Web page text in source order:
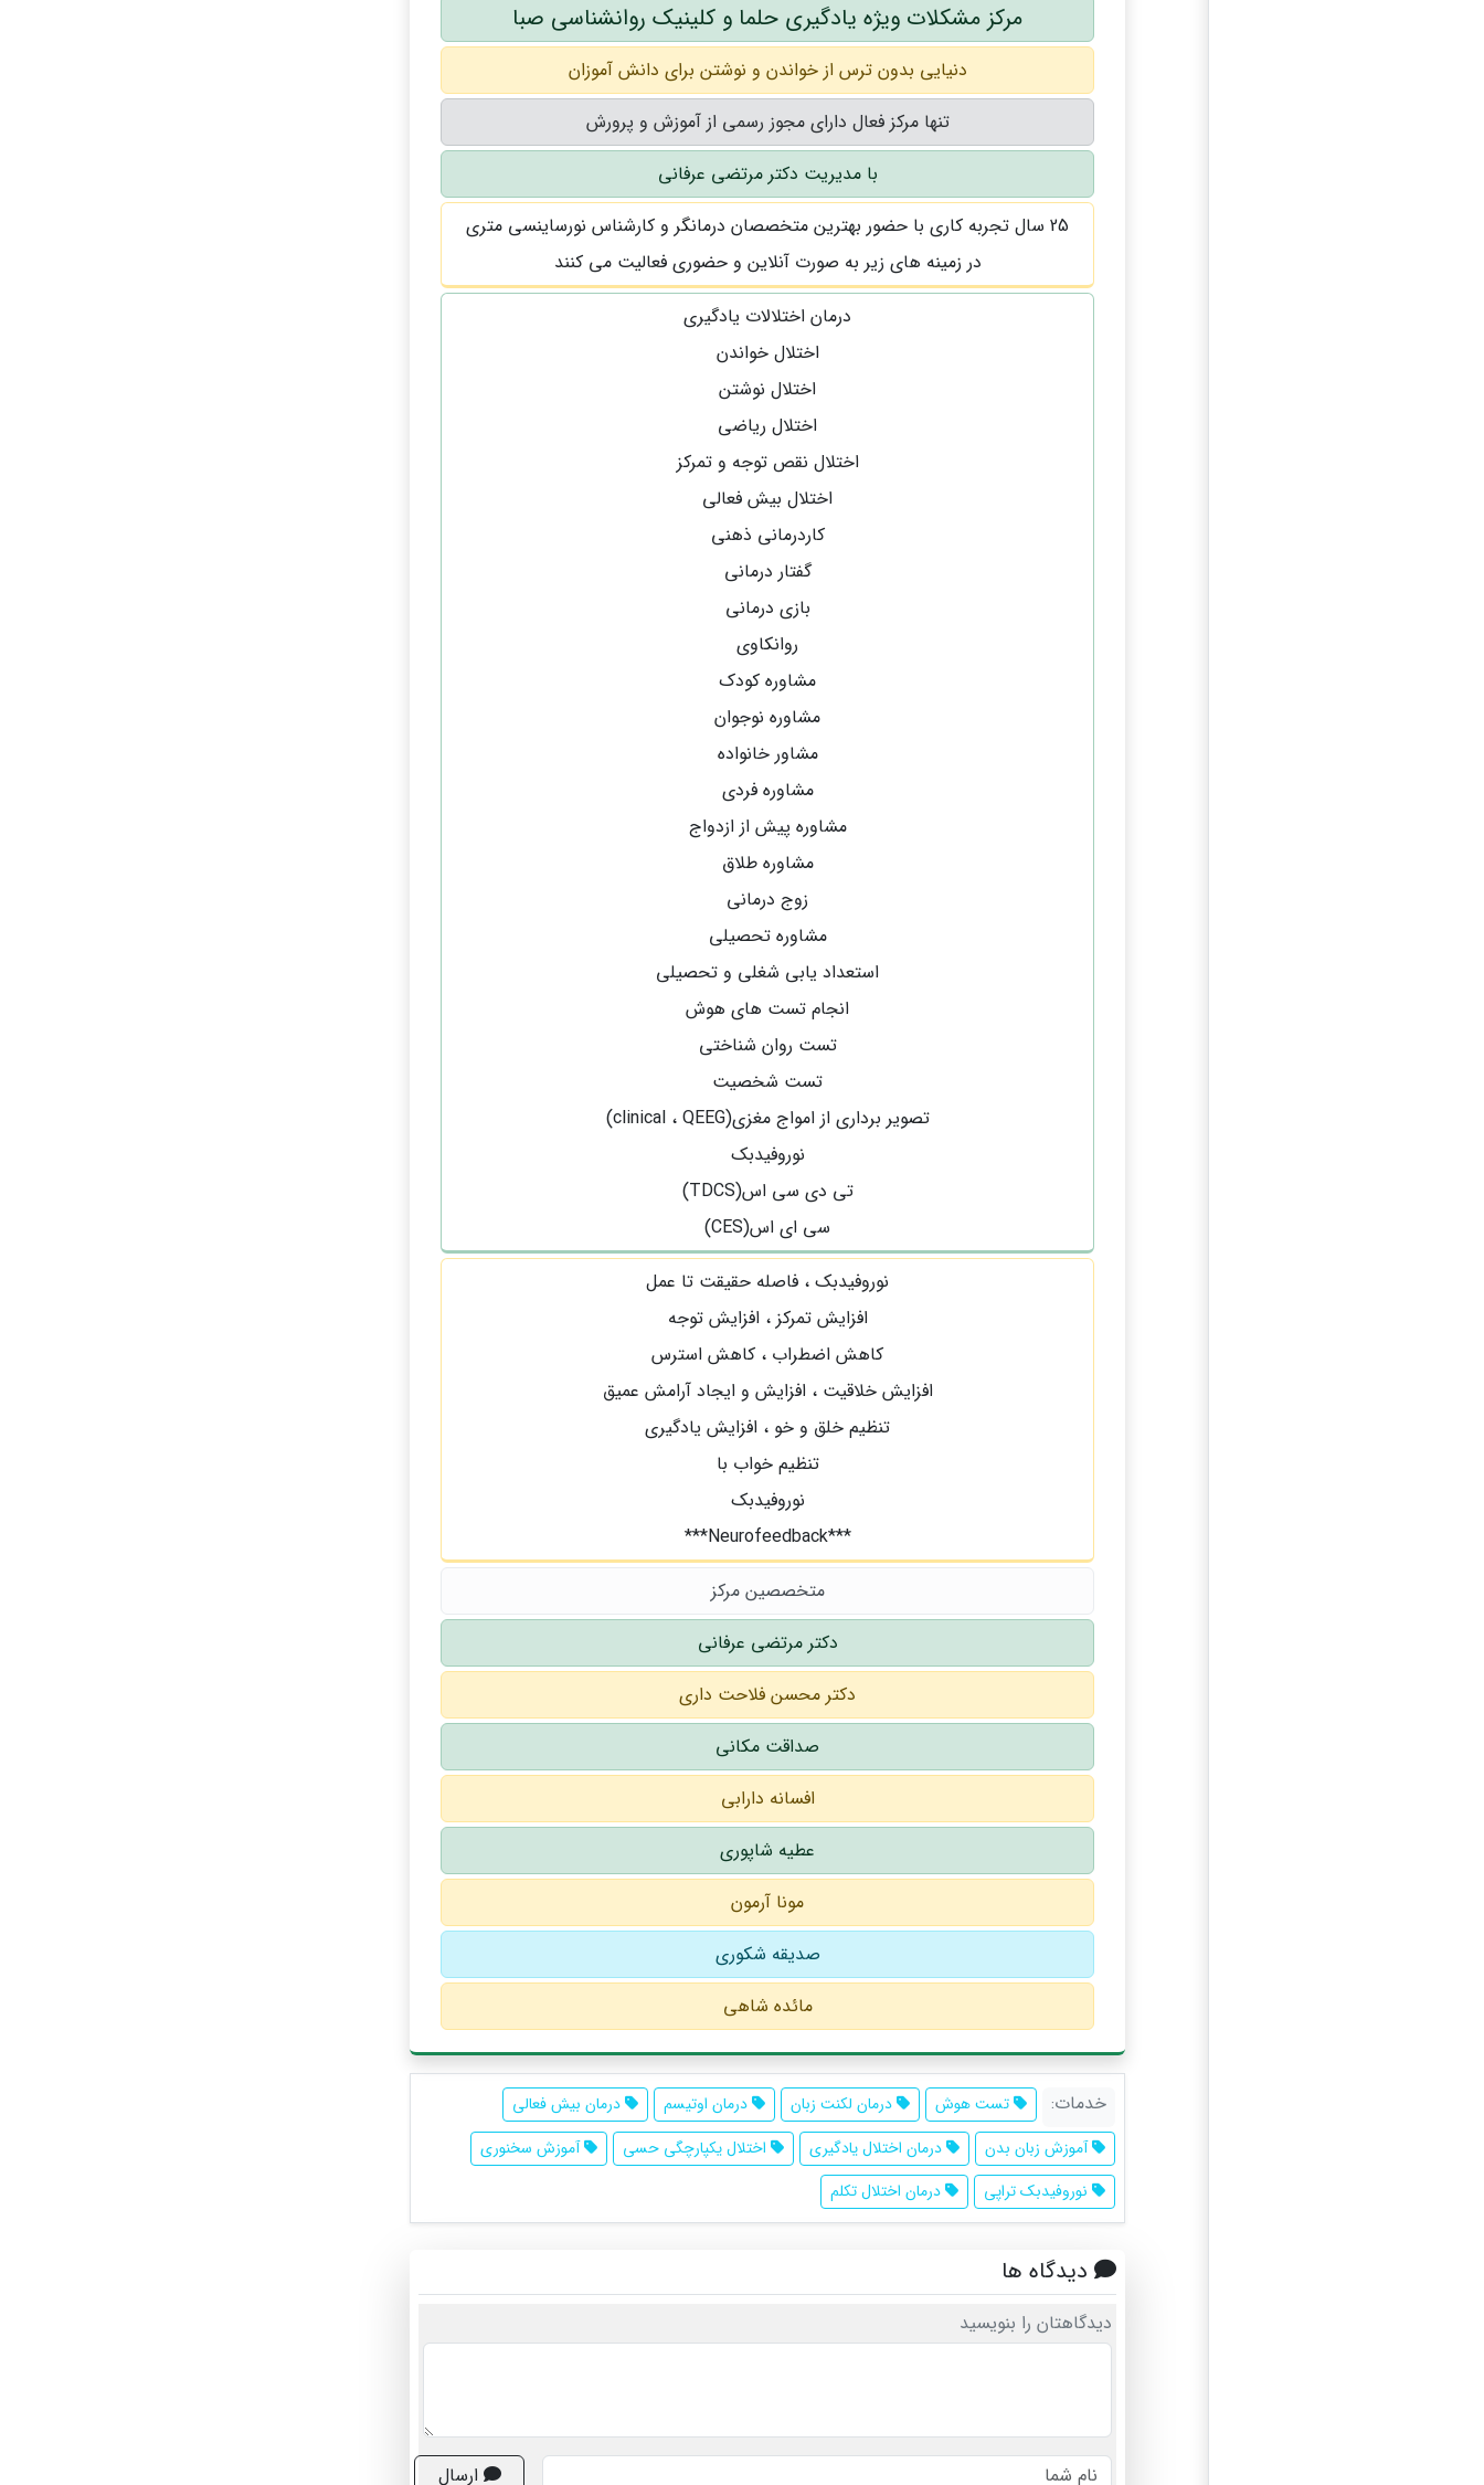
مرکز مشکلات ویژه یادگیری حلما و کلینیک روانشناسی صبا
دنیایی بدون ترس از خواندن و نوشتن برای دانش آموزان
تنها مرکز فعال دارای مجوز رسمی از آموزش و پرورش
با مدیریت دکتر مرتضی عرفانی
25 سال تجربه کاری با حضور بهترین متخصصان درمانگر و کارشناس نورساینسی متری
در زمینه های زیر به صورت آنلاین و حضوری فعالیت می کنند
درمان اختلالات یادگیری
اختلال خواندن
اختلال نوشتن
اختلال ریاضی
اختلال نقص توجه و تمرکز
اختلال بیش فعالی
کاردرمانی ذهنی
گفتار درمانی
بازی درمانی
روانکاوی
مشاوره کودک
مشاوره نوجوان
مشاور خانواده
مشاوره فردی
مشاوره پیش از ازدواج
مشاوره طلاق
زوج درمانی
مشاوره تحصیلی
استعداد یابی شغلی و تحصیلی
انجام تست های هوش
تست روان شناختی
تست شخصیت
تصویر برداری از امواج مغزی(clinical ، QEEG)
نوروفیدبک
تی دی سی اس(TDCS)
سی ای اس(CES)
نوروفیدبک ، فاصله حقیقت تا عمل
افزایش تمرکز ، افزایش توجه
کاهش اضطراب ، کاهش استرس
افزایش خلاقیت ، افزایش و ایجاد آرامش عمیق
تنظیم خلق و خو ، افزایش یادگیری
تنظیم خواب با
نوروفیدبک
***Neurofeedback***
متخصصین مرکز
دکتر مرتضی عرفانی
دکتر محسن فلاحت داری
صداقت مکانی
افسانه دارابی
عطیه شاپوری
مونا آرمون
صدیقه شکوری
مائده شاهی
خدمات: تست هوش درمان لکنت زبان درمان اوتیسم
درمان بیش فعالی
آموزش زبان بدن
درمان اختلال یادگیری اختلال یکپارچگی حسی
آموزش سخنوری
نوروفیدبک تراپی
درمان اختلال تکلم
دیدگاه ها
دیدگاهتان را بنویسید
ارسال